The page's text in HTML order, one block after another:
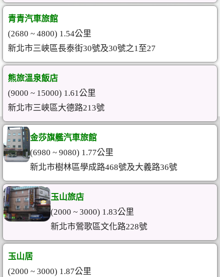
青青汽車旅館
(2680 ~ 4800) 1.54公里
新北市三峽區長泰街30號及30號之1至27
熊旅溫泉飯店
(9000 ~ 15000) 1.61公里
新北市三峽區大德路213號
金莎旗艦汽車旅館
(6980 ~ 9080) 1.77公里
新北市樹林區學成路468號及大義路36號
玉山旅店
(2000 ~ 3000) 1.83公里
新北市鶯歌區文化路228號
玉山居
(2000 ~ 3000) 1.87公里